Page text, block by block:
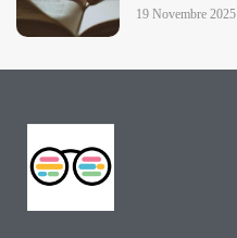
19 Novembre 2025